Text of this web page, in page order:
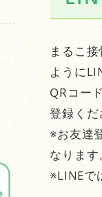
まるこ
ように
QRコー
登録く
※お友達
なります
※LINEで